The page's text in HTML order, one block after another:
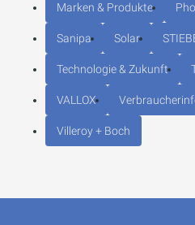
Marken & Produkte
Sanipa Solar
Technologie & Zukunft
VALLOX
Villeroy + Boch